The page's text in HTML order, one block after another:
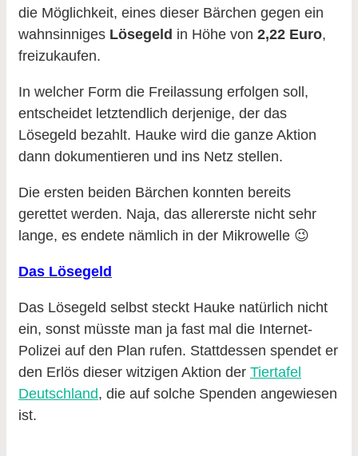
die Möglichkeit, eines dieser Bärchen gegen ein
wahnsinniges Lösegeld in Höhe von 2,22 Euro,
freizukaufen.
In welcher Form die Freilassung erfolgen soll,
entscheidet letztendlich derjenige, der das
Lösegeld bezahlt. Hauke wird die ganze Aktion
dann dokumentieren und ins Netz stellen.
Die ersten beiden Bärchen konnten bereits
gerettet werden. Naja, das allererste nicht sehr
lange, es endete nämlich in der Mikrowelle 😉
Das Lösegeld
Das Lösegeld selbst steckt Hauke natürlich nicht
ein, sonst müsste man ja fast mal die Internet-
Polizei auf den Plan rufen. Stattdessen spendet er
den Erlös dieser witzigen Aktion der Tiertafel
Deutschland, die auf solche Spenden angewiesen
ist.